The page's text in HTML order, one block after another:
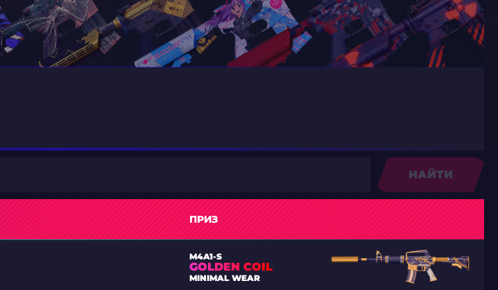
НАЙТИ
ПРИЗ
M4A1-S
GOLDEN COIL
MINIMAL WEAR